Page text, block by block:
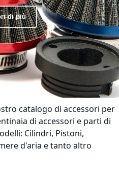
di più
catalogo di accessori per
di accessori e parti di
Cilindri, Pistoni,
d'aria e tanto altro